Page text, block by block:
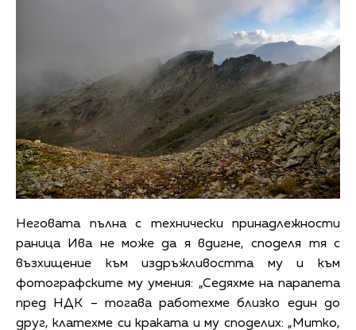
Неговата пълна с технически принадлежности
раница Ива не може да я вдигне, споделя тя с
възхищение към издръжливостта му и към
фотографските му умения: „Седяхме на парапета
пред НДК – тогава работехме близко един до
друг, клатехме си краката и му споделих: „Митко,